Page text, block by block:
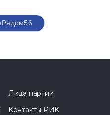
Лица партии
Контакты РИК